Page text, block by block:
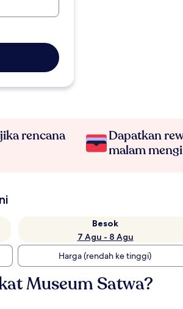
rencana
Dapatkan
malam
Besok
7 Agu - 8 Agu
Harga (rendah ke tinggi)
Museum Satwa?